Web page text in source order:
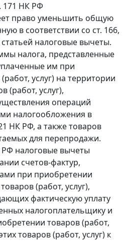
171 НК РФ
право уменьшить общую
в соответствии со ст. 166,
статьей налоговые вычеты.
налога, представленные
им при
услуг) на территории
(работ, услуг),
операций
налогообложения в
НК РФ, а также товаров
для перепродажи.
налоговые вычеты
счетов-фактур,
при приобретении
(работ, услуг),
фактическую уплату
налогоплательщику и
товаров (работ,
товаров (работ, услуг) к